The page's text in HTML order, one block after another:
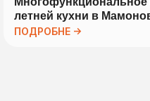
летней кухни в
ПОДРОБНЕ →